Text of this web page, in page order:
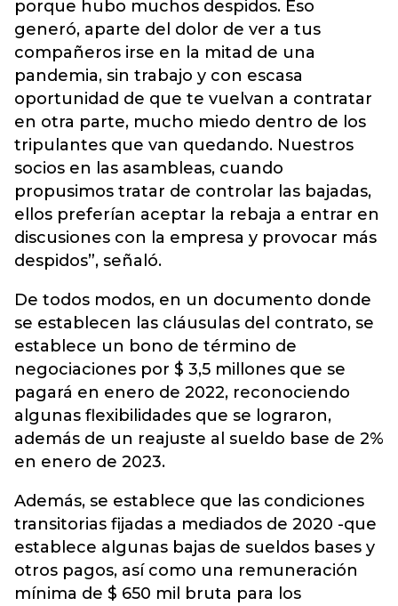
porque hubo muchos despidos. Eso
generó, aparte del dolor de ver a tus
compañeros irse en la mitad de una
pandemia, sin trabajo y con escasa
oportunidad de que te vuelvan a contratar
en otra parte, mucho miedo dentro de los
tripulantes que van quedando. Nuestros
socios en las asambleas, cuando
propusimos tratar de controlar las bajadas,
ellos preferían aceptar la rebaja a entrar en
discusiones con la empresa y provocar más
despidos”, señaló.
De todos modos, en un documento donde
se establecen las cláusulas del contrato, se
establece un bono de término de
negociaciones por $ 3,5 millones que se
pagará en enero de 2022, reconociendo
algunas flexibilidades que se lograron,
además de un reajuste al sueldo base de 2%
en enero de 2023.
Además, se establece que las condiciones
transitorias fijadas a mediados de 2020 -que
establece algunas bajas de sueldos bases y
otros pagos, así como una remuneración
mínima de $ 650 mil bruta para los